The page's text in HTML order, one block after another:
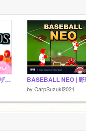
became a
ファン集合！！
2 weeks, 5 days ago
大乱闘スクラッチブラザーズ
by CarpSuzuki2021